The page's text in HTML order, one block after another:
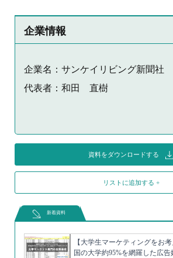
企業情報
企業名：サンケイリビング新聞社
代表者：和田 直樹
資料をダウンロードする
リストに追加する +
新着資料
【大学生マーケティングをお
国の大学約95%を網羅した広告